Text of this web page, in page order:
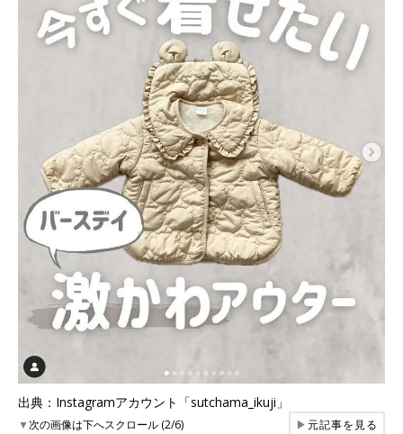
出典：Instagramアカウント「sutchama_ikuji」
▼次の画像は下へスクロール (2/6) ▶元記事を見る